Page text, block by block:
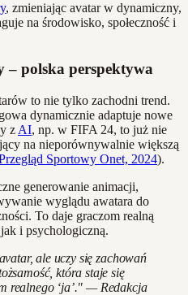
, zmieniając avatar w dynamiczny,
na środowisko, społeczność i
– polska perspektywa
to nie tylko zachodni trend.
dynamicznie adaptuje nowe
z AI, np. w FIFA 24, to już nie
na nieporównywalnie większą
Sportowy Onet, 2024).
generowanie animacji,
wyglądu awatara do
To daje graczom realną
i psychologiczną.
ale uczy się zachowań
która staje się
realnego ‘ja’." — Redakcja